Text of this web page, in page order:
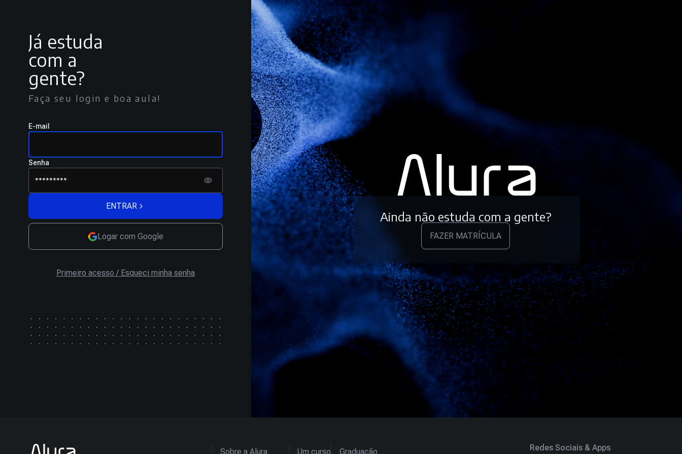
Já estuda
com a
gente?
Faça seu login e boa aula!
E-mail
Senha
ENTRAR
Logar com Google
Primeiro acesso / Esqueci minha senha
Ainda não estuda com a gente?
FAZER MATRÍCULA
Sobre a Alura Um curso Graduação Redes Sociais & Apps